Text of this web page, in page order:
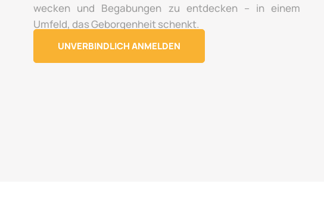
wecken und Begabungen zu entdecken – in einem
Umfeld, das Geborgenheit schenkt.
UNVERBINDLICH ANMELDEN